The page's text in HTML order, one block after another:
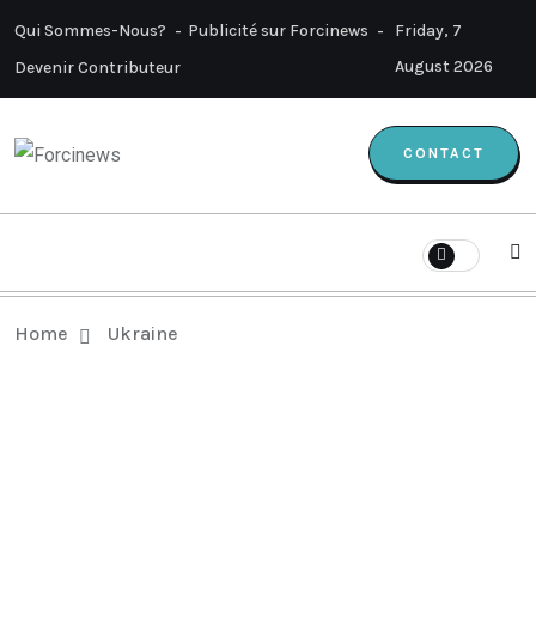
Qui Sommes-Nous?
Publicité sur Forcinews
Devenir Contributeur
Friday, 7
August 2026
CONTACT
Home Ukraine